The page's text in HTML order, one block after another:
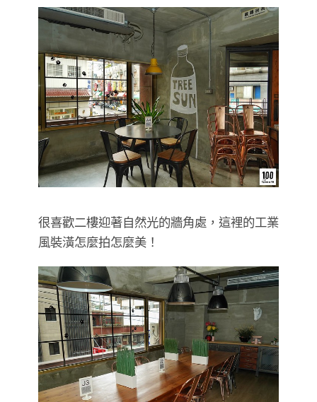
很喜歡二樓迎著自然光的牆角處，這裡的工業
風裝潢怎麼拍怎麼美！